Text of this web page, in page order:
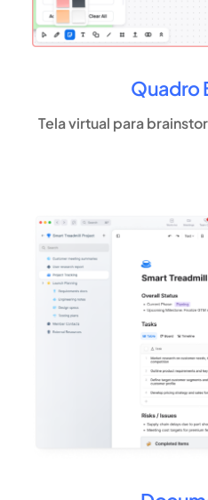
Quadro
Tela virtual para